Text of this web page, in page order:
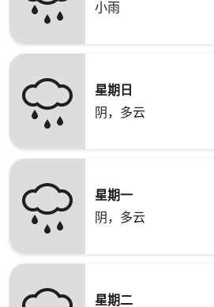
小雨
星期日
阴，多云
星期一
阴，多云
星期二